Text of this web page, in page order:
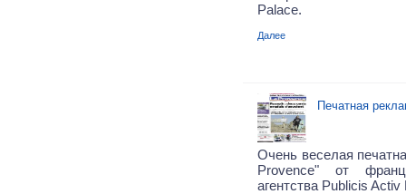
Palace.
Далее
Печатная
Очень веселая
Provence" от
агентства Publicis Activ